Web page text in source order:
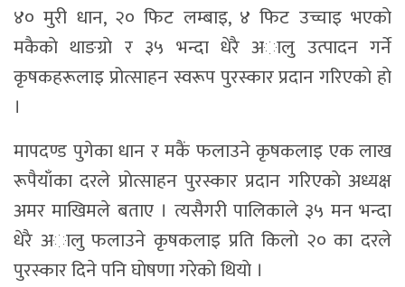
४० मुरी धान, २० फिट लम्बाइ, ४ फिट उच्चाइ भएकाे
मकैकाे थाङग्राे र ३५ भन्दा धेरै अालु उत्पादन गर्ने
कृषकहरूलाइ प्रोत्साहन स्वरूप पुरस्कार प्रदान गरिएकाे हाे
।
मापदण्ड पुगेका धान र मकैं फलाउने कृषकलाइ एक लाख
रूपैयाँका दरले प्राेत्साहन पुरस्कार प्रदान गरिएकाे अध्यक्ष
अमर माखिमले बताए । त्यसैगरी पालिकाले ३५ मन भन्दा
धेरै अालु फलाउने कृषकलाइ प्रति किलाे २० का दरले
पुरस्कार दिने पनि घाेषणा गरेकाे थियाे ।